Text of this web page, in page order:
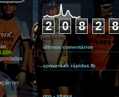
no
2 0 8 2 8
últimos comentários
conversas rápidas fb
gps - strava